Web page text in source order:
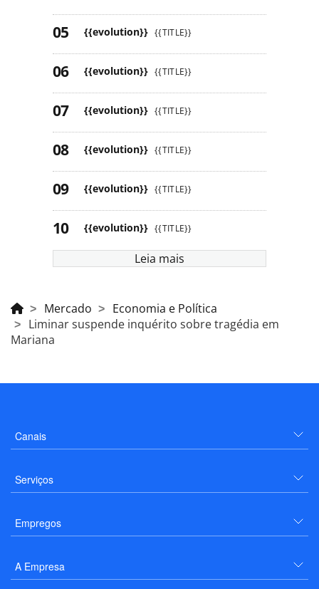
{{evolution}} {{TITLE}}
{{evolution}} {{TITLE}}
{{evolution}} {{TITLE}}
{{evolution}} {{TITLE}}
{{evolution}} {{TITLE}}
{{evolution}} {{TITLE}}
Leia mais
Mercado
Economia e Política
Liminar suspende inquérito sobre tragédia em
Mariana
Canais
Serviços
Empregos
A Empresa